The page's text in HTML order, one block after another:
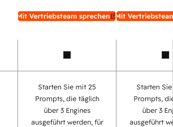
Mit Vertriebsteam sprechen Mit
Starten Sie mit 25
Prompts, die täglich
über 3 Engines
ausgeführt werden, für
Starten
Prompts,
über 3
ausgeführt